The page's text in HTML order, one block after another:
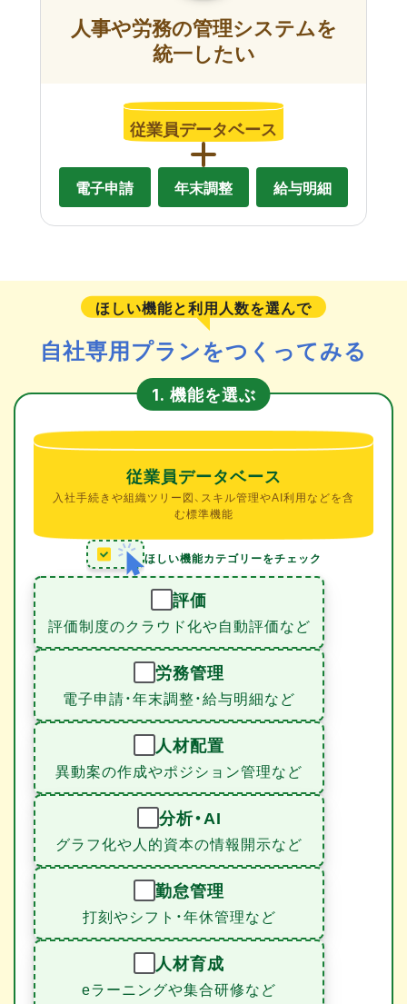
人事や労務の管理システムを
統一したい
従業員データベース
電子申請 年末調整 給与明細
ほしい機能と利用人数を選んで
自社専用プランをつくってみる
1. 機能を選ぶ
従業員データベース
入社手続きや組織ツリー図、スキル管理やAI利用などを含
む標準機能
ほしい機能カテゴリーをチェック
評価
評価制度のクラウド化や自動評価など
労務管理
電子申請・年末調整・給与明細など
人材配置
異動案の作成やポジション管理など
分析・AI
グラフ化や人的資本の情報開示など
勤怠管理
打刻やシフト・年休管理など
人材育成
eラーニングや集合研修など